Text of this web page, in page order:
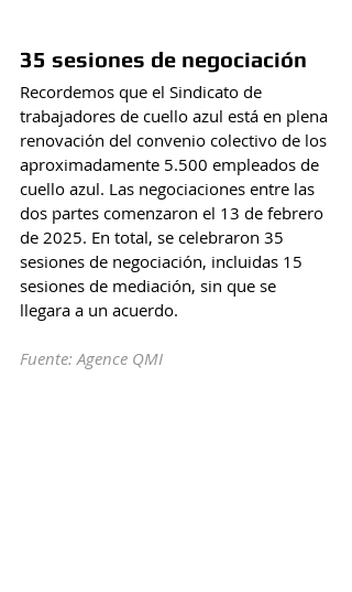
35 sesiones de negociación
Recordemos que el Sindicato de
trabajadores de cuello azul está en plena
renovación del convenio colectivo de los
aproximadamente 5.500 empleados de
cuello azul. Las negociaciones entre las
dos partes comenzaron el 13 de febrero
de 2025. En total, se celebraron 35
sesiones de negociación, incluidas 15
sesiones de mediación, sin que se
llegara a un acuerdo.
Fuente: Agence QMI